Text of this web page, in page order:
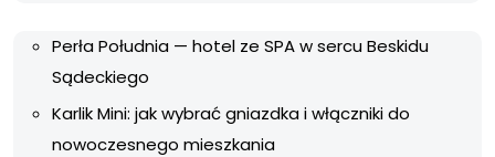
Perła Południa — hotel ze SPA w sercu Beskidu
Sądeckiego
Karlik Mini: jak wybrać gniazdka i włączniki do
nowoczesnego mieszkania